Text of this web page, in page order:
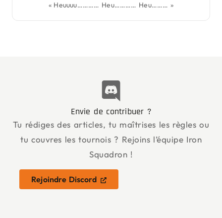
« Heuuuu………… Heu………… Heu……… »
Envie de contribuer ?
Tu rédiges des articles, tu maîtrises les règles ou
tu couvres les tournois ? Rejoins l’équipe Iron
Squadron !
Rejoindre Discord